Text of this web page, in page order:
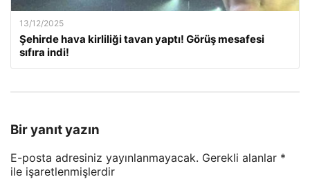
13/12/2025
Şehirde hava kirliliği tavan yaptı! Görüş mesafesi
sıfıra indi!
Bir yanıt yazın
E-posta adresiniz yayınlanmayacak. Gerekli alanlar *
ile işaretlenmişlerdir